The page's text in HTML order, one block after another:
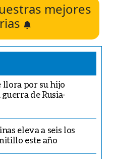
mejores
llora por su hijo
de Rusia-
eleva a seis los
este año